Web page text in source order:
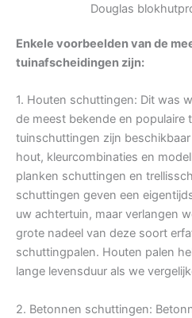
Douglas
Enkele voorbeelden van de
tuinafscheidingen zijn:
1. Houten schuttingen: Dit was
de meest bekende en populaire
tuinschuttingen zijn
hout, kleurcombinaties en
planken schuttingen en
schuttingen geven een
uw achtertuin, maar verlangen
grote nadeel van deze soort
schuttingpalen. Houten palen
lange levensduur als we
2. Betonnen schuttingen: